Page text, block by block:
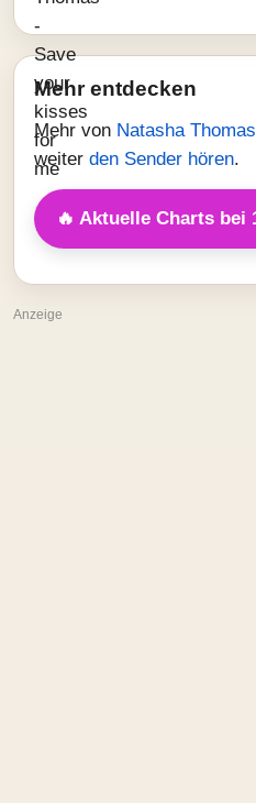
Mehr entdecken
Mehr von Natasha Thomas
weiter den Sender hören.
🔥 Aktuelle Charts bei
Anzeige